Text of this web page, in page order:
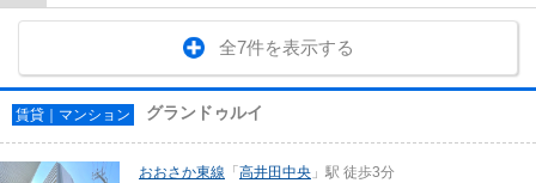
全7件を表示する
賃貸｜マンション グランドゥルイ
おおさか東線 「高井田中央 」駅 徒歩3分